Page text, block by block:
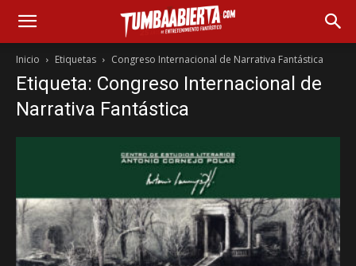
Inicio Etiquetas Congreso Internacional de Narrativa Fantástica
Etiqueta: Congreso Internacional de
Narrativa Fantástica